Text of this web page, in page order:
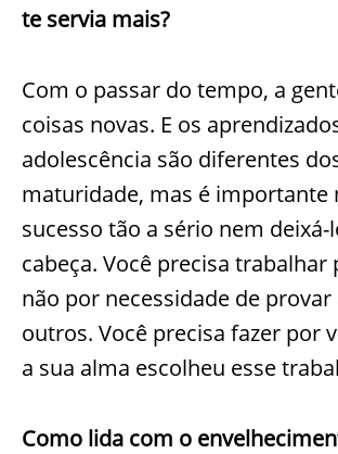
te servia mais?
Com o passar do tempo, a
coisas novas. E os
adolescência são diferentes
maturidade, mas é importante
sucesso tão a sério nem deixá-
cabeça. Você precisa trabalhar
não por necessidade de provar
outros. Você precisa fazer por
a sua alma escolheu esse
Como lida com o